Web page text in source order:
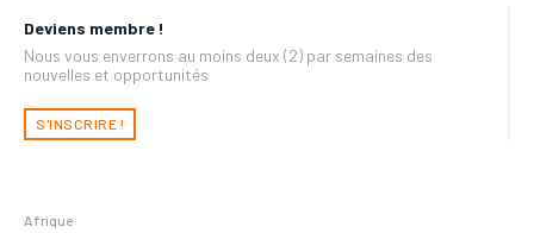
Deviens membre !
Nous vous enverrons au moins deux (2) par semaines des
nouvelles et opportunités
S'INSCRIRE !
Afrique